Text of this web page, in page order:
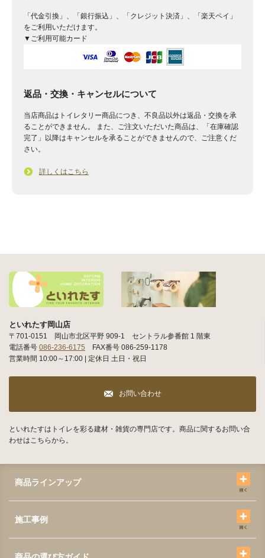
「代金引換」、「銀行振込」、「クレジット決済」、「楽天ペイ」
をご利用いただけます。
▼ご利用可能カード
返品・交換・キャンセルについて
当店商品はトイレタリー商品につき、不良品以外は返品・交換を承
ることができません。 また、ご注文いただいた商品は、「在庫確認
完了」以降はキャンセルを承ることができませんので、ご注意くだ
さい。
詳しくはこちら
といれたす岡山店
〒701-0151 岡山市北区平野 909-1 セントラル参番館 1 階東
電話番号 086-236-6175 FAX番号 086-259-1178
営業時間 10:00～17:00 | 定休日 土日・祝日
お問い合わせ
といれたすはトイレを彩る建材・雑貨の専門店です。商品に関するお問い合
わせはこちらから。
商品ラインアップ
施工事例